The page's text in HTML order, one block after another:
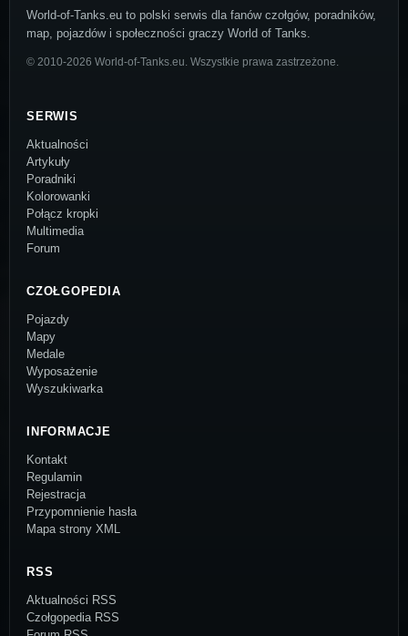
World-of-Tanks.eu to polski serwis dla fanów czołgów, poradników,
map, pojazdów i społeczności graczy World of Tanks.
© 2010-2026 World-of-Tanks.eu. Wszystkie prawa zastrzeżone.
SERWIS
Aktualności
Artykuły
Poradniki
Kolorowanki
Połącz kropki
Multimedia
Forum
CZOŁGOPEDIA
Pojazdy
Mapy
Medale
Wyposażenie
Wyszukiwarka
INFORMACJE
Kontakt
Regulamin
Rejestracja
Przypomnienie hasła
Mapa strony XML
RSS
Aktualności RSS
Czołgopedia RSS